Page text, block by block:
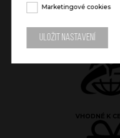
Marketingové cookies
Uložit nastaveníPOJME CELOU
VHODNÉ K